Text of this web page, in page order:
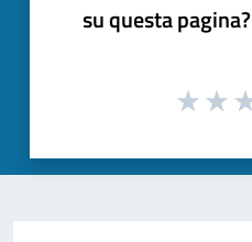
su questa pagina?